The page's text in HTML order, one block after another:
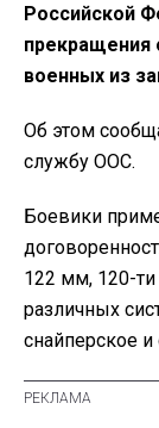
Российской
прекращения
военных из
Об этом
службу ООС.
Боевики
122 мм, 120-
различных
снайперское